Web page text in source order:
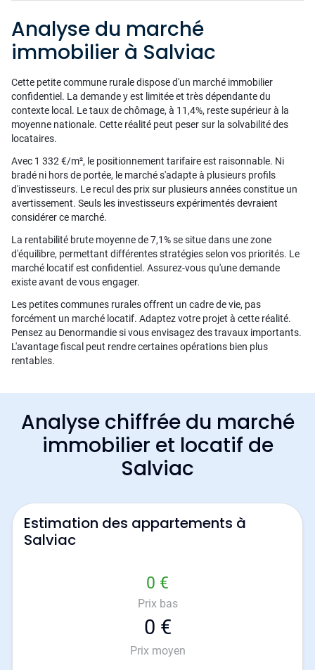
Analyse du marché
immobilier à Salviac
Cette petite commune rurale dispose d'un marché immobilier
confidentiel. La demande y est limitée et très dépendante du
contexte local. Le taux de chômage, à 11,4%, reste supérieur à la
moyenne nationale. Cette réalité peut peser sur la solvabilité des
locataires.
Avec 1 332 €/m², le positionnement tarifaire est raisonnable. Ni
bradé ni hors de portée, le marché s'adapte à plusieurs profils
d'investisseurs. Le recul des prix sur plusieurs années constitue un
avertissement. Seuls les investisseurs expérimentés devraient
considérer ce marché.
La rentabilité brute moyenne de 7,1% se situe dans une zone
d'équilibre, permettant différentes stratégies selon vos priorités. Le
marché locatif est confidentiel. Assurez-vous qu'une demande
existe avant de vous engager.
Les petites communes rurales offrent un cadre de vie, pas
forcément un marché locatif. Adaptez votre projet à cette réalité.
Pensez au Denormandie si vous envisagez des travaux importants.
L'avantage fiscal peut rendre certaines opérations bien plus
rentables.
Analyse chiffrée du marché
immobilier et locatif de
Salviac
Estimation des appartements à
Salviac
0 €
Prix bas
0 €
Prix moyen